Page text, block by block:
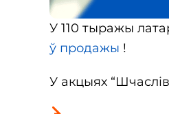
У 110 тыражы
ў продажы !
У акцыях